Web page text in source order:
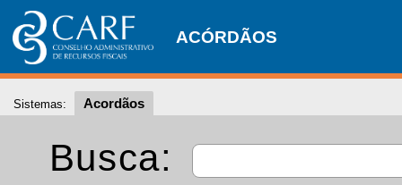
ACÓRDÃOS
Sistemas: Acordãos
Busca: